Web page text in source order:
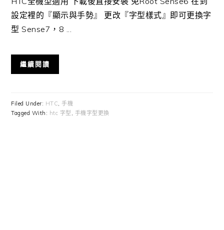
設定裡的『顯示與手勢』 更改『字型樣式』即可更換字
型 Sense7，8 ...
繼續閱讀
Filed Under: HTC,手機
Tagged With: htc 字型 , 手機字型更換